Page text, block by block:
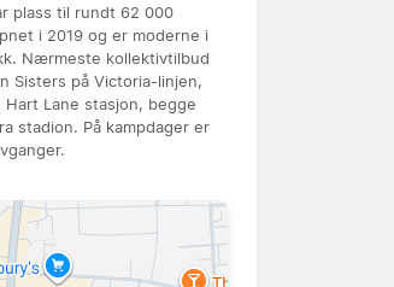
plass til rundt 62 000
i 2019 og er moderne i
Nærmeste kollektivtilbud
Sisters på Victoria-linjen,
Lane stasjon, begge
stadion. På kampdager er